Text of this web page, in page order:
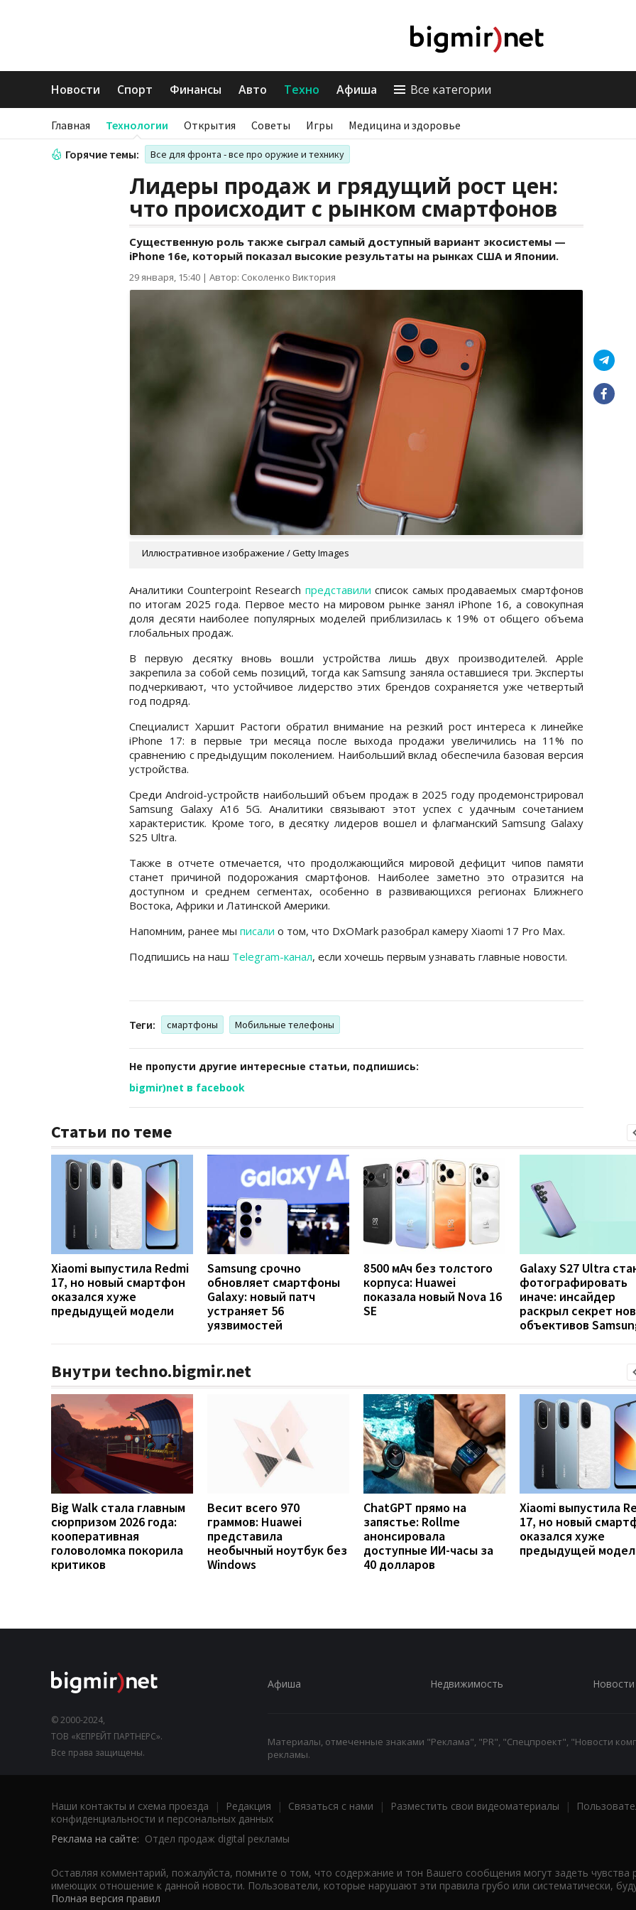
Новости Спорт Финансы Авто Техно Афиша Все категории
Главная Технологии Открытия Советы Игры Медицина и здоровье
Горячие темы: Все для фронта - все про оружие и технику
Лидеры продаж и грядущий рост цен:
что происходит с рынком смартфонов
Существенную роль также сыграл самый доступный вариант экосистемы —
iPhone 16e, который показал высокие результаты на рынках США и Японии.
29 января, 15:40 | Автор: Соколенко Виктория
Иллюстративное изображение / Getty Images
Аналитики Counterpoint Research представили список самых продаваемых смартфонов
по итогам 2025 года. Первое место на мировом рынке занял iPhone 16, а совокупная
доля десяти наиболее популярных моделей приблизилась к 19% от общего объема
глобальных продаж.
В первую десятку вновь вошли устройства лишь двух производителей. Apple
закрепила за собой семь позиций, тогда как Samsung заняла оставшиеся три. Эксперты
подчеркивают, что устойчивое лидерство этих брендов сохраняется уже четвертый
год подряд.
Специалист Харшит Растоги обратил внимание на резкий рост интереса к линейке
iPhone 17: в первые три месяца после выхода продажи увеличились на 11% по
сравнению с предыдущим поколением. Наибольший вклад обеспечила базовая версия
устройства.
Среди Android-устройств наибольший объем продаж в 2025 году продемонстрировал
Samsung Galaxy A16 5G. Аналитики связывают этот успех с удачным сочетанием
характеристик. Кроме того, в десятку лидеров вошел и флагманский Samsung Galaxy
S25 Ultra.
Также в отчете отмечается, что продолжающийся мировой дефицит чипов памяти
станет причиной подорожания смартфонов. Наиболее заметно это отразится на
доступном и среднем сегментах, особенно в развивающихся регионах Ближнего
Востока, Африки и Латинской Америки.
Напомним, ранее мы писали о том, что DxOMark разобрал камеру Xiaomi 17 Pro Max.
Подпишись на наш Telegram-канал, если хочешь первым узнавать главные новости.
Теги: смартфоны Мобильные телефоны
Не пропусти другие интересные статьи, подпишись:
bigmir)net в facebook
Статьи по теме
Xiaomi выпустила Redmi
17, но новый смартфон
оказался хуже
предыдущей модели
Samsung срочно
обновляет смартфоны
Galaxy: новый патч
устраняет 56
уязвимостей
8500 мАч без толстого
корпуса: Huawei
показала новый Nova 16
SE
Galaxy S27 Ultra
фотографировать
иначе: инсайдер
раскрыл секрет
объективов
Внутри techno.bigmir.net
Big Walk стала главным
сюрпризом 2026 года:
кооперативная
головоломка покорила
критиков
Весит всего 970
граммов: Huawei
представила
необычный ноутбук без
Windows
ChatGPT прямо на
запястье: Rollme
анонсировала
доступные ИИ-часы за
40 долларов
Xiaomi выпустила
17, но новый
оказался хуже
предыдущей
© 2000-2024,
ТОВ «КЕПРЕЙТ ПАРТНЕРС».
Все права защищены.
Афиша Недвижимость Новости
Материалы, отмеченные знаками "Реклама", "PR", "Спецпроект", "Новости
рекламы.
Наши контакты и схема проезда | Редакция | Связаться с нами | Разместить свои видеоматериалы |
конфиденциальности и персональных данных
Реклама на сайте: Отдел продаж digital рекламы
Оставляя комментарий, пожалуйста, помните о том, что содержание и тон Вашего сообщения могут задеть чувства
имеющих отношение к данной новости. Пользователи, которые нарушают эти правила грубо или систематически,
Полная версия правил